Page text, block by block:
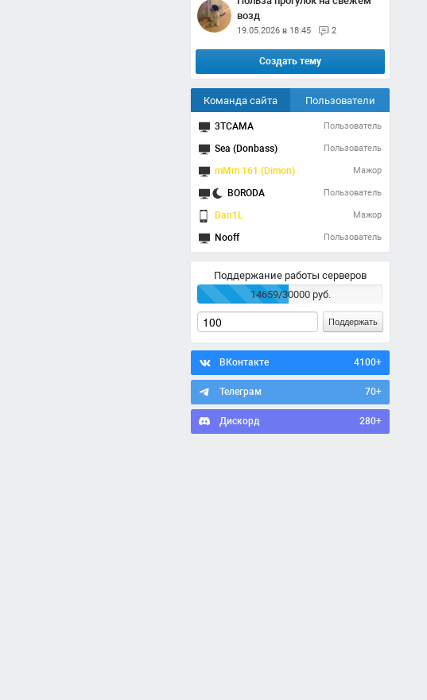
возд
19.05.2026 в 18:45 2
Создать тему
Команда сайта Пользователи
3TCAMA Пользователь
Sea (Donbass) Пользователь
mMm 161 (Dimon) Мажор
BORODA Пользователь
Dan1L Мажор
Nooff Пользователь
Поддержание работы серверов
14659/30000 руб.
Поддержать
ВКонтакте 4100+
Телеграм 70+
Дискорд 280+